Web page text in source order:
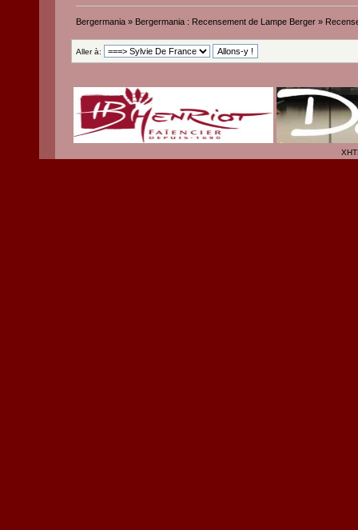
Bergermania » Bergermania : Recensement de Lampe Berger »
Aller à: